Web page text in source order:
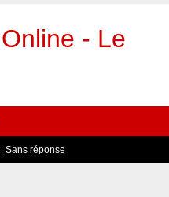
- Le
Sans réponse